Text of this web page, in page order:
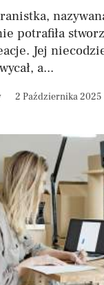
potrafiła
Jej
a...
2 Października 2025